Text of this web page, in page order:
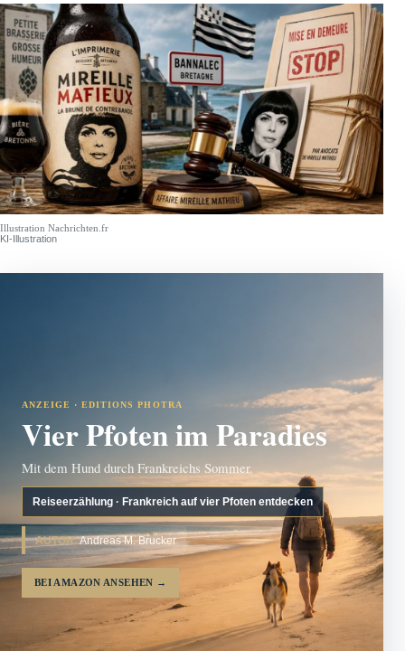
Illustration Nachrichten.fr
KI-Illustration
ANZEIGE · EDITIONS PHOTRA
Vier Pfoten im Paradies
Mit dem Hund durch Frankreichs Sommer.
Reiseerzählung · Frankreich auf vier Pfoten entdecken
AUTOR:Andreas M. Brucker
BEI AMAZON ANSEHEN →